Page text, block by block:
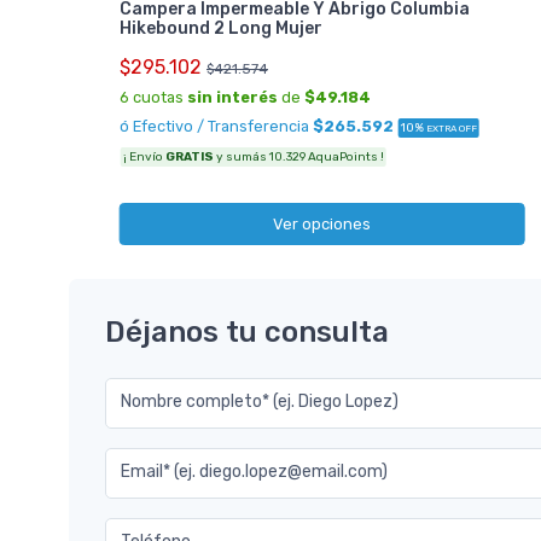
Campera Impermeable Y Abrigo Columbia
Hikebound 2 Long Mujer
$295.102 $421.574
6 cuotas sin interés de $49.184
ó Efectivo / Transferencia $265.592 10% EXTRA OFF
¡ Envío GRATIS y sumás 10.329 AquaPoints !
Ver opciones
Déjanos tu consulta
Nombre completo* (ej. Diego Lopez)
Email* (ej. diego.lopez@email.com)